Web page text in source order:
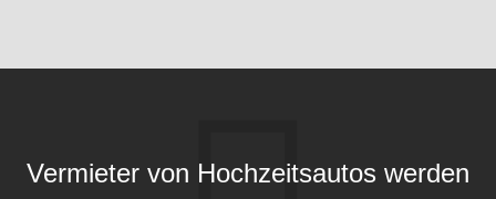
Vermieter von Hochzeitsautos werden